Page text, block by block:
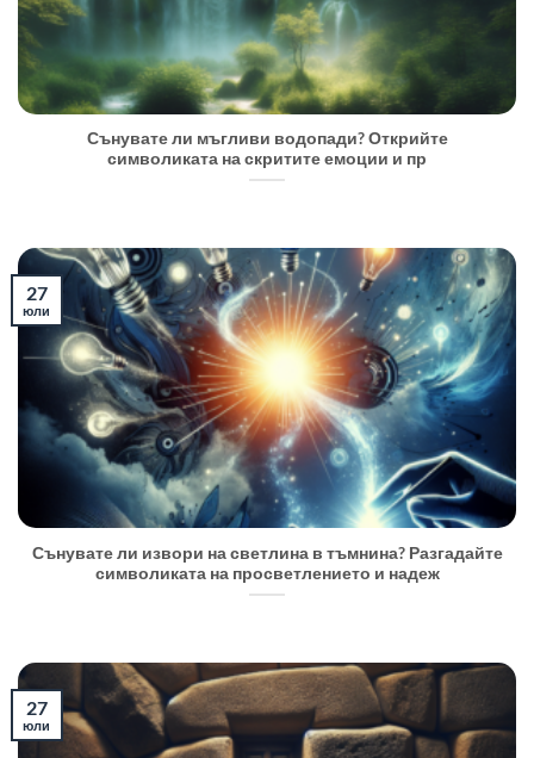
Сънувате ли мъгливи водопади? Открийте
символиката на скритите емоции и пр
Сънувате ли извори на светлина в тъмнина? Разгадайте
символиката на просветлението и надеж
27
юли
27
юли